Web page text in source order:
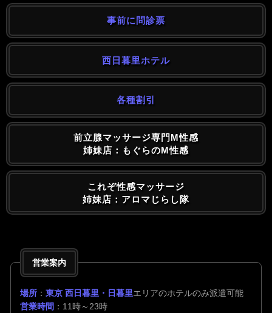
事前に問診票
西日暮里ホテル
各種割引
前立腺マッサージ専門M性感
姉妹店：もぐらのM性感
これぞ性感マッサージ
姉妹店：アロマじらし隊
営業案内
場所 ： 東京 西日暮里・日暮里エリアのホテルのみ派遣可能
営業時間 ：11時～23時